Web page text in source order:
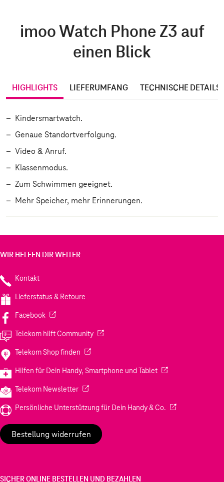
imoo Watch Phone Z3 auf
einen Blick
HIGHLIGHTS LIEFERUMFANG TECHNISCHE DETAILS
Kindersmartwatch.
Genaue Standortverfolgung.
Video & Anruf.
Klassenmodus.
Zum Schwimmen geeignet.
Mehr Speicher, mehr Erinnerungen.
WIR HELFEN DIR WEITER
Kontakt
Lieferstatus & Retoure
Facebook(Wird in einem neuen Tab geöffnet)
Telekom hilft Community(Wird in einem neuen Tab geöffnet)
Telekom Shop finden (Wird in einem neuen Tab geöffnet)
Hilfen für Dein Handy, Smartphone und Tablet(Wird in einem
Telekom Newsletter(Wird in einem neuen Tab geöffnet)
Persönliche Unterstützung für Dein Handy & Co. (Wird in einem
Bestellung widerrufen
SICHER ONLINE BESTELLEN UND BEZAHLEN